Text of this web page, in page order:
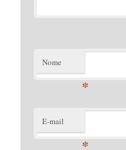
Nome
*
E-mail
*